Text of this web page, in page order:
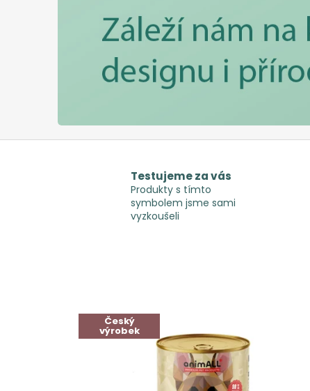
t
e
Testujeme za vás
Produkty s tímto
symbolem jsme sami
vyzkoušeli
Český
výrobek